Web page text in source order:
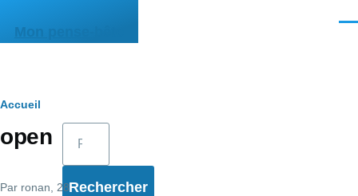
Mon pense-bête
Fil
d'Ariane
Accueil
open
Par ronan , 28